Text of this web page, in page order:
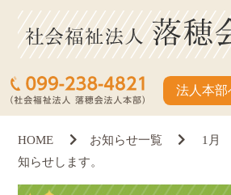
法人本部
HOME お知らせ一覧
1月
知らせします。